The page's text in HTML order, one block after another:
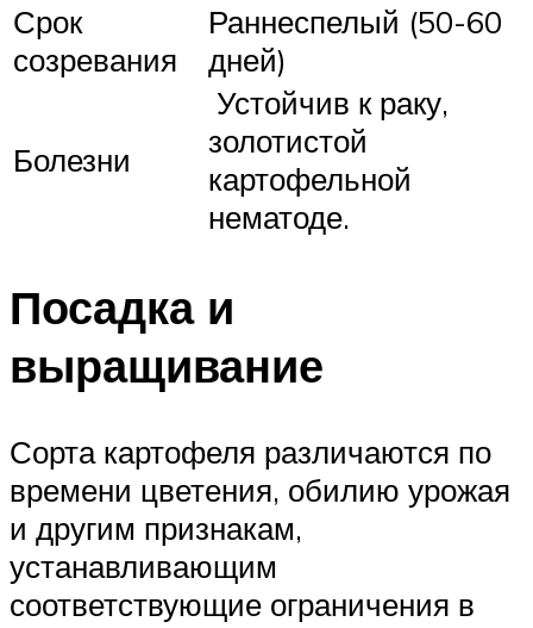
Срок
созревания
Раннеспелый (50-60
дней)
Болезни
Устойчив к раку,
золотистой
картофельной
нематоде.
Посадка и
выращивание
Сорта картофеля различаются по
времени цветения, обилию урожая
и другим признакам,
устанавливающим
соответствующие ограничения в